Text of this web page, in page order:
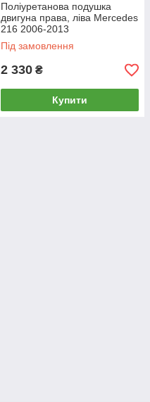
Поліуретанова подушка
двигуна права, ліва Merсedes
216 2006-2013
РЕКОНСТРУКЦІЯ ВАШОЇ
Під замовлення
2 330 ₴
Купити